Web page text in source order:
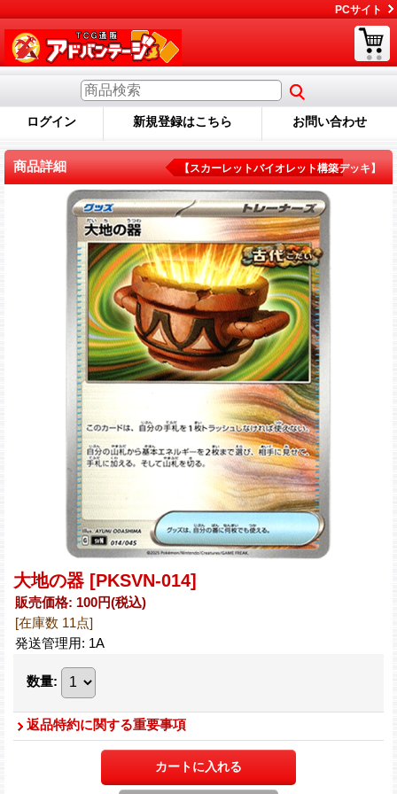
PCサイト
ログイン 新規登録はこちら お問い合わせ
商品詳細 【スカーレットバイオレット構築デッキ】
大地の器 [PKSVN-014]
販売価格: 100円(税込)
[在庫数 11点]
発送管理用: 1A
数量:
返品特約に関する重要事項